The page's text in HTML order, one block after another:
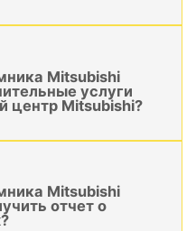
Mitsubishi
услуги
центр Mitsubishi?
Mitsubishi
отчет о